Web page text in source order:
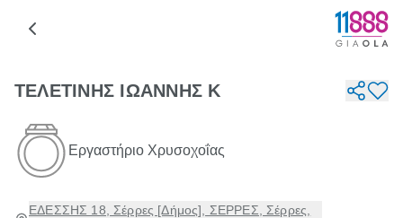
ΤΕΛΕΤΙΝΗΣ ΙΩΑΝΝΗΣ Κ
Εργαστήριο Χρυσοχοΐας
ΕΔΕΣΣΗΣ 18, Σέρρες [Δήμος], ΣΕΡΡΕΣ, Σέρρες,